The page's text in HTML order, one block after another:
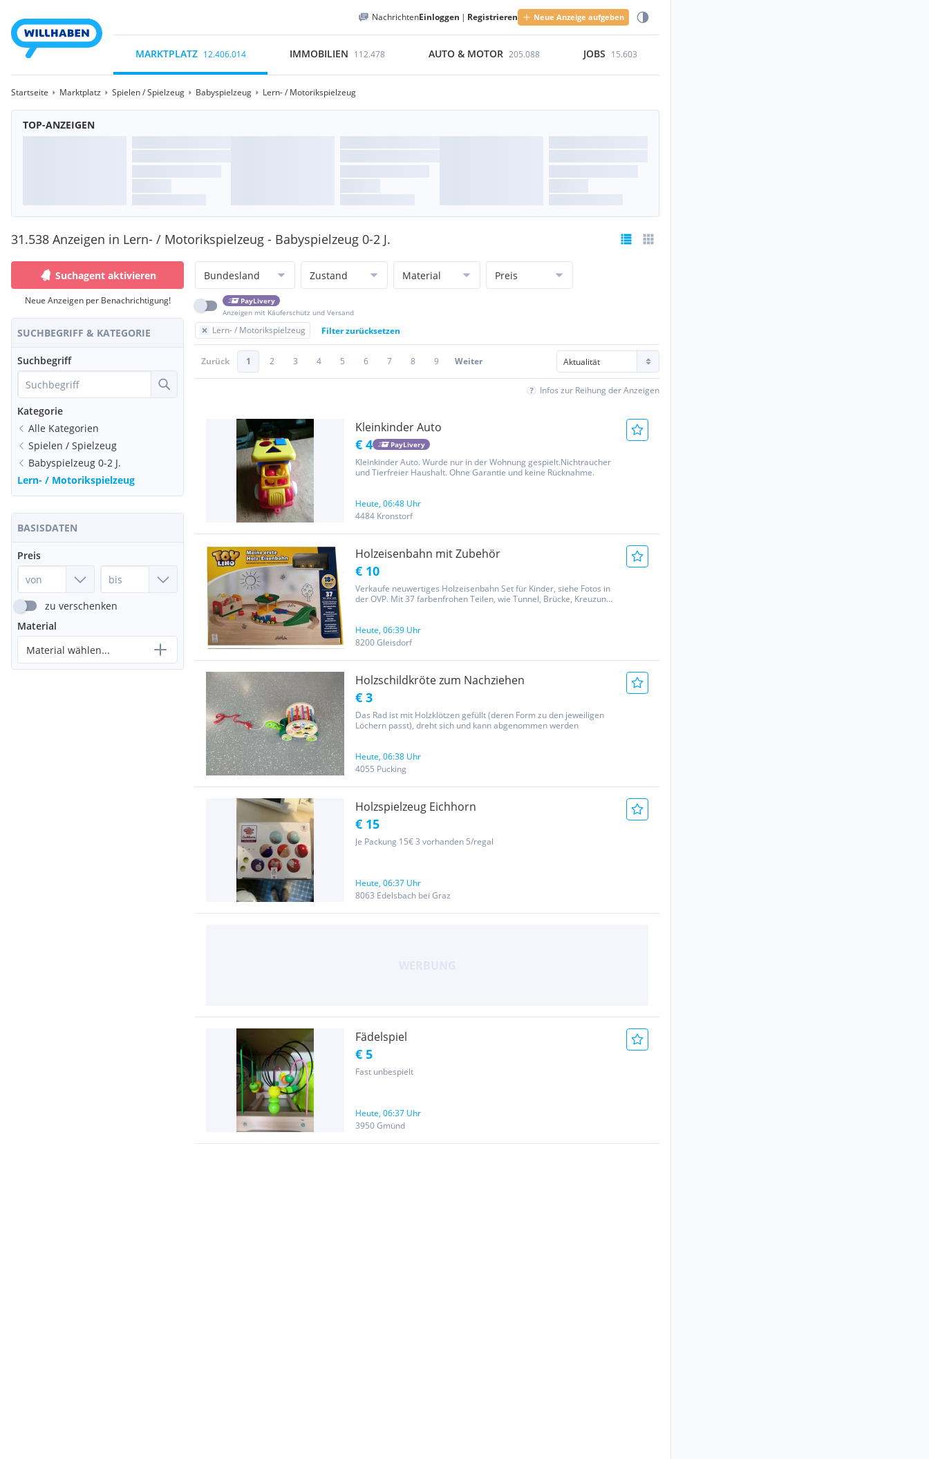
NachrichtenEinloggen | Registrieren Neue Anzeige aufgeben
MARKTPLATZ 12.406.014 IMMOBILIEN 112.478 AUTO & MOTOR 205.088 JOBS 15.603
Startseite Marktplatz Spielen / Spielzeug Babyspielzeug Lern- / Motorikspielzeug
TOP-ANZEIGEN
31.538 Anzeigen in Lern- / Motorikspielzeug - Babyspielzeug 0-2 J.
Suchagent aktivieren
Neue Anzeigen per Benachrichtigung!
SUCHBEGRIFF & KATEGORIE
Suchbegriff
Kategorie
Alle Kategorien
Spielen / Spielzeug
Babyspielzeug 0-2 J.
Lern- / Motorikspielzeug
BASISDATEN
Preis
zu verschenken
Material
Material wählen...
Bundesland Zustand Material Preis
PayLivery
Anzeigen mit Käuferschutz und Versand
Lern- / Motorikspielzeug Filter zurücksetzen
Zurück 1 2 3 4 5 6 7 8 9 Weiter
Infos zur Reihung der Anzeigen
Kleinkinder Auto
€ 4 PayLivery
Kleinkinder Auto. Wurde nur in der Wohnung gespielt.Nichtraucher
und Tierfreier Haushalt. Ohne Garantie und keine Rücknahme.
Heute, 06:48 Uhr
4484 Kronstorf
Holzeisenbahn mit Zubehör
€ 10
Verkaufe neuwertiges Holzeisenbahn Set für Kinder, siehe Fotos in
der OVP. Mit 37 farbenfrohen Teilen, wie Tunnel, Brücke, Kreuzung
Heute, 06:39 Uhr
8200 Gleisdorf
Holzschildkröte zum Nachziehen
€ 3
Das Rad ist mit Holzklötzen gefüllt (deren Form zu den jeweiligen
Löchern passt), dreht sich und kann abgenommen werden
Heute, 06:38 Uhr
4055 Pucking
Holzspielzeug Eichhorn
€ 15
Je Packung 15€ 3 vorhanden 5/regal
Heute, 06:37 Uhr
8063 Edelsbach bei Graz
Fädelspiel
€ 5
Fast unbespielt
Heute, 06:37 Uhr
3950 Gmünd